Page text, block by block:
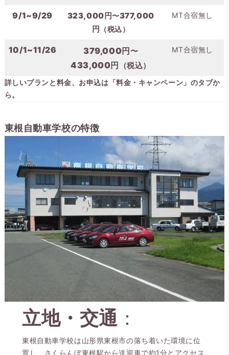
9/1~9/29 323,000円〜377,000
円 （税込）
MT合宿無し
10/1~11/26 379,000円〜
433,000円 （税込）
MT合宿無し
詳しいプランと料金、お申込は「料金・キャンペーン」のタブか
ら。
東根自動車学校の特徴
立地・交通：
東根自動車学校は山形県東根市の落ち着いた環境に位
置し、さくらんぼ東根駅から送迎車で約1分とアクセス